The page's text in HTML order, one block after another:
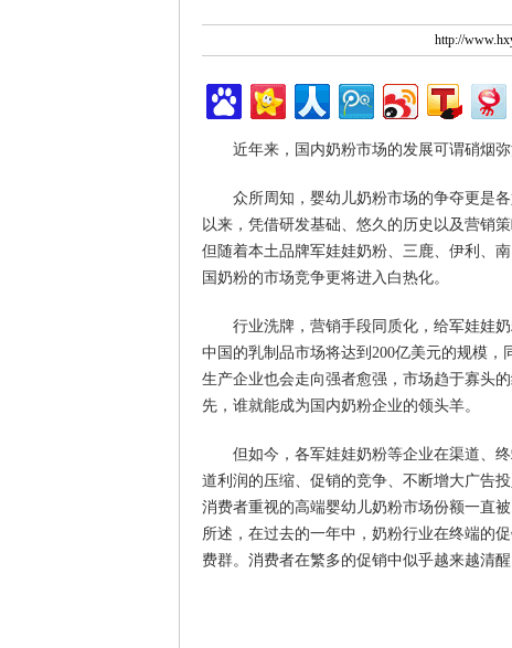
http://
近年来，国内奶粉市场的发展可谓硝烟
众所周知，婴幼儿奶粉市场的争夺更是
以来，凭借研发基础、悠久的历史以及营销
但随着本土品牌军娃娃奶粉、三鹿、伊利、
国奶粉的市场竞争更将进入白热化。
行业洗牌，营销手段同质化，给军娃娃
中国的乳制品市场将达到200亿美元的规模
生产企业也会走向强者愈强，市场趋于寡头
先，谁就能成为国内奶粉企业的领头羊。
但如今，各军娃娃奶粉等企业在渠道、
道利润的压缩、促销的竞争、不断增大广告
消费者重视的高端婴幼儿奶粉市场份额一直
所述，在过去的一年中，奶粉行业在终端的
费群。消费者在繁多的促销中似乎越来越清